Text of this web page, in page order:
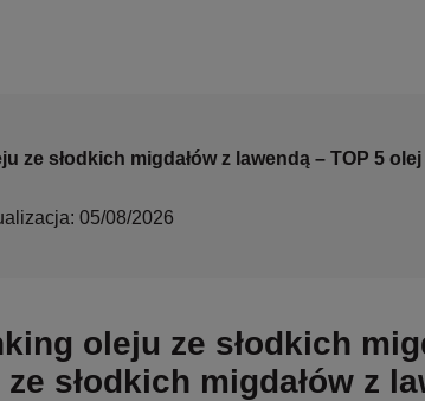
ze słodkich migdałów z lawendą – TOP 5
05/08/2026
oleju ze słodkich
słodkich migdałów z